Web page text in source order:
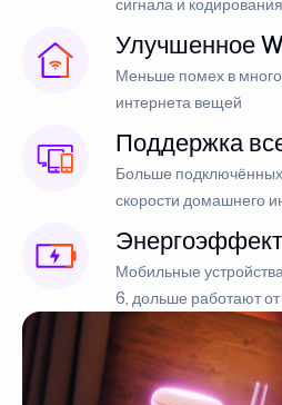
сигнала и
Улучшенное
Меньше помех в
интернета вещей
Поддержка
Больше подключённых
скорости домашнего
Мобильные
6, дольше работают от